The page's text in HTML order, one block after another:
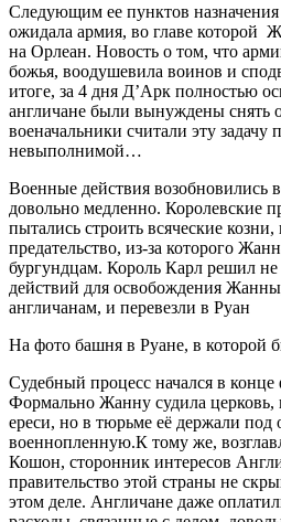
Следующим ее пунктов
ожидала армия, во главе которой
на Орлеан. Новость о том, что
божья, воодушевила воинов и
итоге, за 4 дня Д’Арк полностью
англичане были вынуждены снять
военачальники считали эту задачу
невыполнимой…
Военные действия возобновились
довольно медленно. Королевские
пытались строить всяческие козни,
предательство, из-за которого
бургундцам. Король Карл решил
действий для освобождения
англичанам, и перевезли в Руан
На фото башня в Руане, в которой
Судебный процесс начался в конце
Формально Жанну судила
ереси, но в тюрьме её держали под
военнопленную.К тому же,
Кошон, сторонник интересов
правительство этой страны не
этом деле. Англичане даже